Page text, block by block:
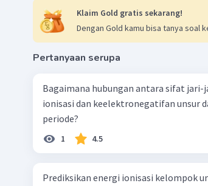
Klaim Gold gratis sekarang!
Dengan Gold kamu bisa tanya soal
Pertanyaan serupa
Bagaimana hubungan antara sifat jari-
ionisasi dan keelektronegatifan unsur
periode?
1 4.5
Prediksikan energi ionisasi kelompok